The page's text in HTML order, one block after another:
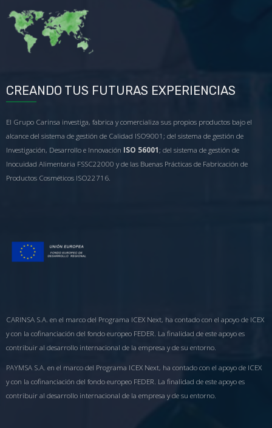
CREANDO TUS FUTURAS EXPERIENCIAS
El Grupo Carinsa investiga, fabrica y comercializa sus propios productos bajo el
alcance del sistema de gestión de Calidad ISO9001; del sistema de gestión de
Investigación, Desarrollo e Innovación ISO 56001 ; del sistema de gestión de
Inocuidad Alimentaria FSSC22000 y de las Buenas Prácticas de Fabricación de
Productos Cosméticos ISO22716.
CARINSA S.A. en el marco del Programa ICEX Next, ha contado con el apoyo de ICEX
y con la cofinanciación del fondo europeo FEDER. La finalidad de este apoyo es
contribuir al desarrollo internacional de la empresa y de su entorno.
PAYMSA S.A. en el marco del Programa ICEX Next, ha contado con el apoyo de ICEX
y con la cofinanciación del fondo europeo FEDER. La finalidad de este apoyo es
contribuir al desarrollo internacional de la empresa y de su entorno.